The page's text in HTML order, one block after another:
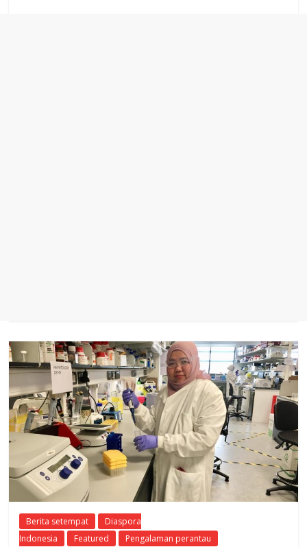
Berita setempat
Diaspora
Indonesia
Featured Pengalaman perantau